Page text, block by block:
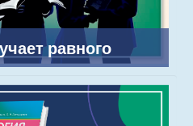
равного